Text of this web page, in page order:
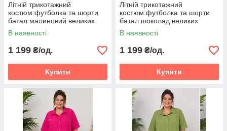
Літній трикотажний
костюм:футболка та шорти
батал малиновий великих
розмірів, Розміри: 52-54, 56-
58, 60-62
В наявності
1 199 ₴/од.
Купити
Літній трикотажний
костюм:футболка та шорти
батал шоколад великих
розмірів, Розміри: 52-54, 56-
58, 60-62
В наявності
1 199 ₴/од.
Купити